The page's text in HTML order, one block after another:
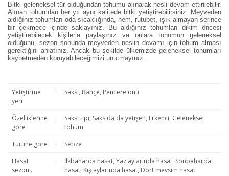
Bitki geleneksel tür olduğundan tohumu alınarak nesli devam ettirilebilir.
Alınan tohumdan her yıl aynı kalitede bitki yetiştirebilirsiniz. Meyveden
aldığınız tohumları oda sıcaklığında, nem, rutubet, ışık almayan serince
bir çekmece içinde saklayınız. Bu aldığınız tohumları dikim öncesi
yetiştirebilecek kişilerle paylaşınız ve onlara tohumun geleneksel
olduğunu, sezon sonunda meyveden neslin devamı için tohum alması
gerektiğini anlatınız. Ancak bu şekilde ülkemizde geleneksel tohumları
kaybetmeden koruyabileceğimizi unutmayınız.
Yetiştirme
yeri
: Saksı, Bahçe, Pencere önü
Özelliklerine
göre
:
Saksı tipi, Saksıda da yetişen, Erkenci, Geleneksel
tohum
Türüne göre
:
Sebze
Hasat
sezonu
:
İlkbaharda hasat, Yaz aylarında hasat, Sonbaharda
hasat, Kış aylarında hasat, Dört mevsim hasat